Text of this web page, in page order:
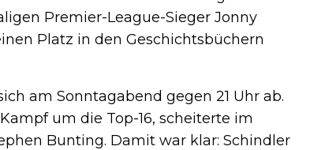
Premier-League-Sieger Jonny
Platz in den Geschichtsbüchern
am Sonntagabend gegen 21 Uhr ab.
um die Top-16, scheiterte im
Bunting. Damit war klar: Schindler